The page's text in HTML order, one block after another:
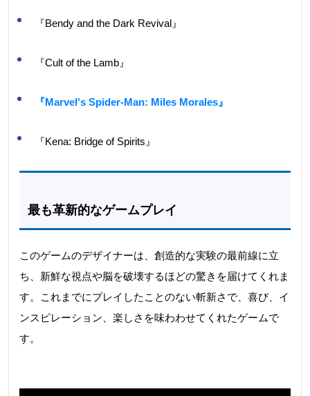
『Bendy and the Dark Revival』
『Cult of the Lamb』
『Marvel's Spider-Man: Miles Morales』
『Kena: Bridge of Spirits』
最も革新的なゲームプレイ
このゲームのデザイナーは、創造的な実験の最前線に立
ち、新鮮な視点や脳を破壊するほどの驚きを届けてくれま
す。これまでにプレイしたことのない斬新さで、喜び、イ
ンスピレーション、楽しさを味わわせてくれたゲームで
す。